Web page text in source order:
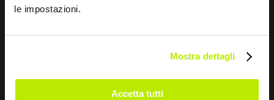
le impostazioni.
Mostra dettagli
Accetta tutti
Leave
*Li a Política de Privacidade
nos termos do art. 13 Regulamento UE 679/16.